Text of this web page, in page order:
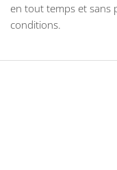
en tout temps et sans
conditions.